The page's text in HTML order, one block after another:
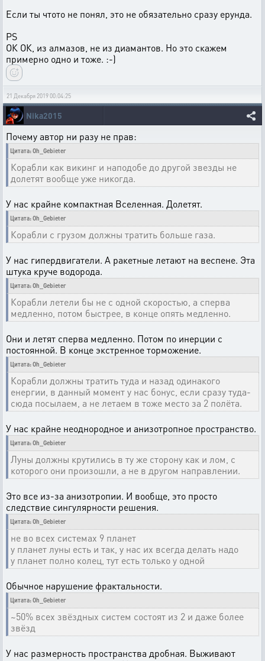
Если ты чтото не понял, это не обязательно сразу ерунда.
PS
ОК ОК, из алмазов, не из диамантов. Но это скажем
примерно одно и тоже. :-)
21 Декабря 2019 00:04:25
Nika2015
Почему автор ни разу не прав:
Цитата: Oh_Gebieter
Корабли как викинг и наподобе до другой звезды не
долетят вообще уже никогда.
У нас крайне компактная Вселенная. Долетят.
Цитата: Oh_Gebieter
Корабли с грузом должны тратить больше газа.
У нас гипердвигатели. А ракетные летают на веспене. Эта
штука круче водорода.
Цитата: Oh_Gebieter
Корабли летели бы не с одной скоростью, а сперва
медленно, потом быстрее, в конце опять медленно.
Они и летят сперва медленно. Потом по инерции с
постоянной. В конце экстренное торможение.
Цитата: Oh_Gebieter
Корабли должны тратить туда и назад одинакого
енергии, в данный момент у нас бонус, если сразу туда-
сюда посылаем, а не летаем в тоже место за 2 полёта.
У нас крайне неоднородное и анизотропное пространство.
Цитата: Oh_Gebieter
Луны должны крутились в ту же сторону как и лом, с
которого они произошли, а не в другом направлении.
Это все из-за анизотропии. И вообще, это просто
следствие сингулярности решения.
Цитата: Oh_Gebieter
не во всех системах 9 планет
у планет луны есть и так, у нас их всегда делать надо
у планет полно колец, тут есть только у одной
Обычное нарушение фрактальности.
Цитата: Oh_Gebieter
~50% всех звёздных систем состоят из 2 и даже более
звёзд
У нас размерность пространства дробная. Выживают